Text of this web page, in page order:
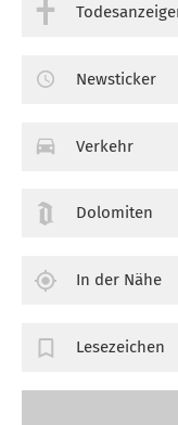
Newsticker
Verkehr
Dolomiten
In der Nähe
Lesezeichen